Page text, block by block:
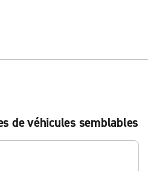
de véhicules semblables